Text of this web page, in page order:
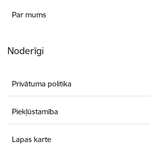
Par mums
Noderīgi
Privātuma politika
Piekļūstamība
Lapas karte